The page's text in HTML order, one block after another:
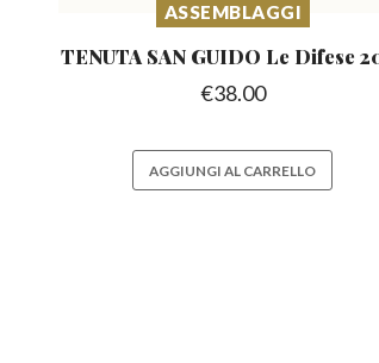
ASSEMBLAGGI
TENUTA SAN GUIDO Le Difese
€38.00
AGGIUNGI AL CARRELLO